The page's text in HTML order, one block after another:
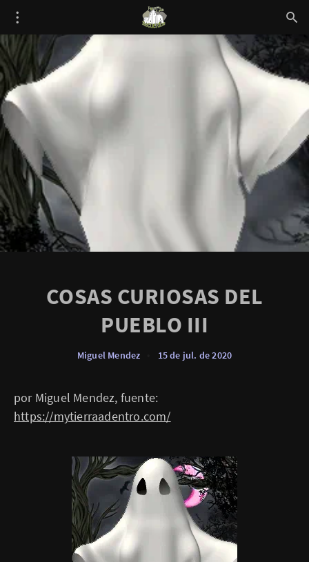
COSAS CURIOSAS DEL
PUEBLO III
Miguel Mendez 15 de jul. de 2020
por Miguel Mendez, fuente:
https://mytierraadentro.com/